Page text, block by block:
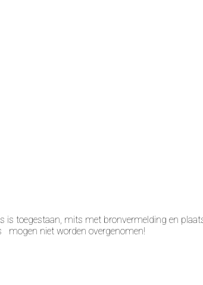
is toegestaan, mits met bronvermelding en
mogen niet worden overgenomen!